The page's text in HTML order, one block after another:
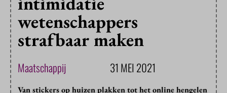
wetenschappers
strafbaar maken
Maatschappij 31 MEI 2021
Van stickers op huizen plakken tot het online hengelen